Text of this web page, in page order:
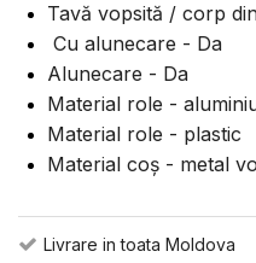
Tavă vopsită / corp
Сu alunecare - Da
Alunecare - Da
Material role -
Material role - plastic
Material coș - metal
Livrare in toata Moldova